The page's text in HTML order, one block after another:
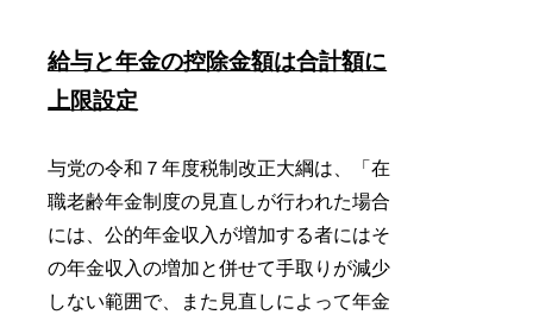
給与と年金の控除金額は合計額に
上限設定
与党の令和７年度税制改正大綱は、「在
職老齢年金制度の見直しが行われた場合
には、公的年金収入が増加する者にはそ
の年金収入の増加と併せて手取りが減少
しない範囲で、また見直しによって年金